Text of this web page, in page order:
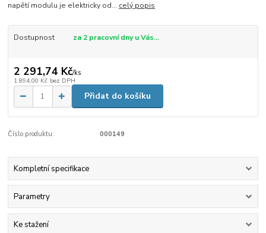
napětí modulu je elektricky od... celý popis
Dostupnost za 2 pracovní dny u Vás...
2 291,74 Kč/ks
1 894,00 Kč bez DPH
Přidat do košíku
Číslo produktu: 000149
Kompletní specifikace
Parametry
Ke stažení